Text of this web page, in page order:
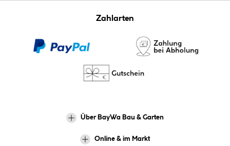
Zahlarten
Über BayWa Bau & Garten
Online & im Markt